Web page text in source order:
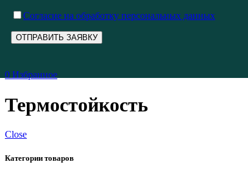
Cогласие на обработку персональных данных
0 Избранное
Термостойкость
Close
Категории товаров